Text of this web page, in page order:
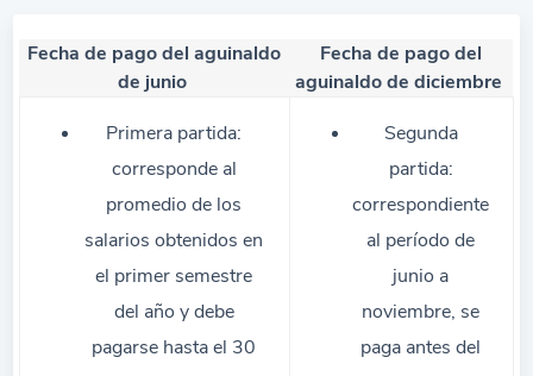
Fecha de pago del aguinaldo
de junio
Fecha de pago del
aguinaldo de diciembre
Primera partida:
corresponde al
promedio de los
salarios obtenidos en
el primer semestre
del año ydebe
pagarse hastael 30
Segunda
partida:
correspondiente
al período de
junio a
noviembre, se
paga antes del